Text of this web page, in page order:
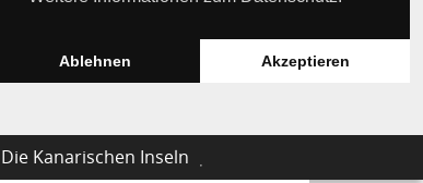
Ablehnen Akzeptieren
Die Kanarischen Inseln